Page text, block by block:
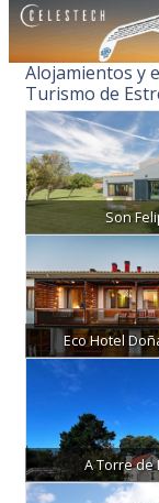
Alojamientos y
Turismo de
Son
Eco Hotel
A Torre de